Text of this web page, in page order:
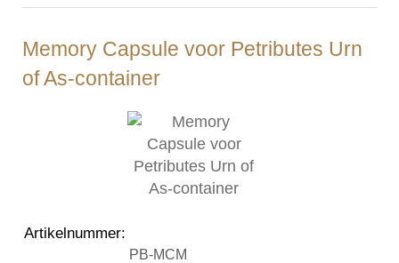
Memory Capsule voor Petributes Urn
of As-container
Artikelnummer:
PB-MCM